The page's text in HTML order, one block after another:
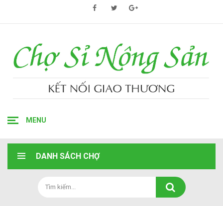
MENU
DANH SÁCH CHỢ